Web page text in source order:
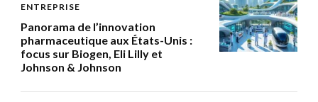
ENTREPRISE
Panorama de l’innovation
pharmaceutique aux États-Unis :
focus sur Biogen, Eli Lilly et
Johnson & Johnson